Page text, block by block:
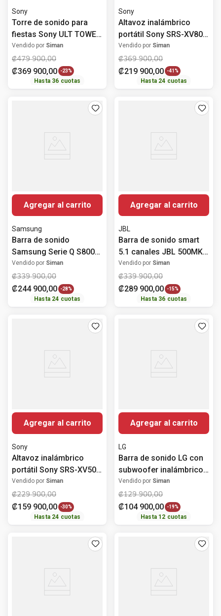
Sony
Torre de sonido para
fiestas Sony ULT TOWER
9AC
Vendido por Siman
₡479 900,00
₡369 900,00 -23%
Hasta 36 cuotas
Sony
Altavoz inalámbrico
portátil Sony SRS-XV800
Bluetooth 25 horas
Vendido por Siman
₡369 900,00
₡219 900,00 -41%
Hasta 24 cuotas
Agregar al carrito
Samsung
Barra de sonido
Samsung Serie Q S800D
ultradelgada 3.1.2
canales
Vendido por Siman
₡339 900,00
₡244 900,00 -28%
Hasta 24 cuotas
Agregar al carrito
JBL
Barra de sonido smart
5.1 canales JBL 500MK2
con subwoofer 750
Watts
Vendido por Siman
₡339 900,00
₡289 900,00 -15%
Hasta 36 cuotas
Agregar al carrito
Sony
Altavoz inalámbrico
portátil Sony SRS-XV500
Bluetooth 25 horas
Vendido por Siman
₡229 900,00
₡159 900,00 -30%
Hasta 24 cuotas
Agregar al carrito
LG
Barra de sonido LG con
subwoofer inalámbrico
2.1 canales 300 Watts
Vendido por Siman
₡129 900,00
₡104 900,00 -19%
Hasta 12 cuotas